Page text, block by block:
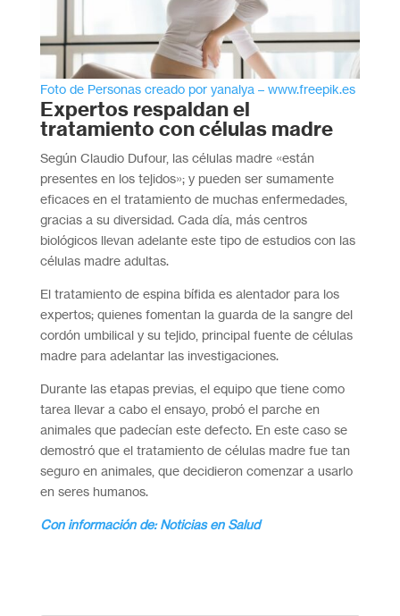
Foto de Personas creado por yanalya – www.freepik.es
Expertos respaldan el
tratamiento con células madre
Según Claudio Dufour, las células madre «están
presentes en los tejidos»; y pueden ser sumamente
eficaces en el tratamiento de muchas enfermedades,
gracias a su diversidad. Cada día, más centros
biológicos llevan adelante este tipo de estudios con las
células madre adultas.
El tratamiento de espina bífida es alentador para los
expertos; quienes fomentan la guarda de la sangre del
cordón umbilical y su tejido, principal fuente de células
madre para adelantar las investigaciones.
Durante las etapas previas, el equipo que tiene como
tarea llevar a cabo el ensayo, probó el parche en
animales que padecían este defecto. En este caso se
demostró que el tratamiento de células madre fue tan
seguro en animales, que decidieron comenzar a usarlo
en seres humanos.
Con información de: Noticias en Salud